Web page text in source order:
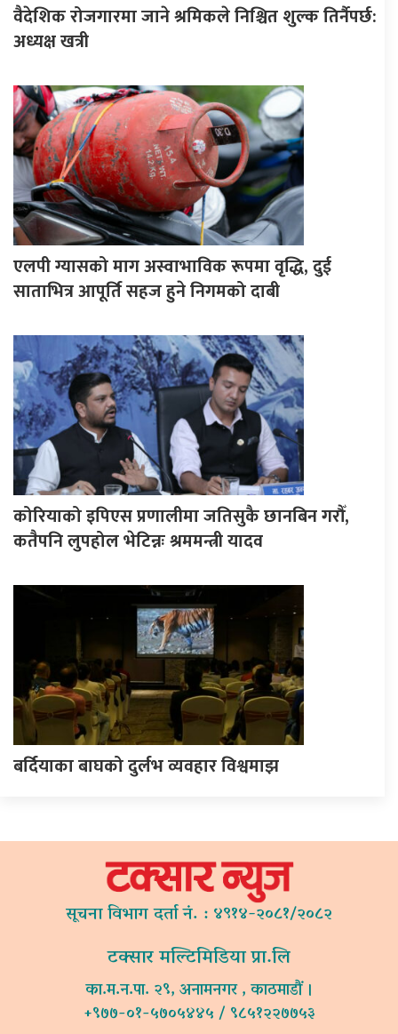
वैदेशिक रोजगारमा जाने श्रमिकले निश्चित शुल्क तिर्नैपर्छ:
अध्यक्ष खत्री
एलपी ग्यासको माग अस्वाभाविक रूपमा वृद्धि, दुई
साताभित्र आपूर्ति सहज हुने निगमको दाबी
कोरियाको इपिएस प्रणालीमा जतिसुकै छानबिन गरौँ,
कतैपनि लुपहोल भेटिन्नः श्रममन्त्री यादव
बर्दियाका बाघको दुर्लभ व्यवहार विश्वमाझ
सूचना विभाग दर्ता नं. : ४९१४-२०८१/२०८२
टक्सार मल्टिमिडिया प्रा.लि
का.म.न.पा. २९, अनामनगर , काठमाडौं ।
+९७७-०१-५७०५४४५ / ९८५१२२७७५३